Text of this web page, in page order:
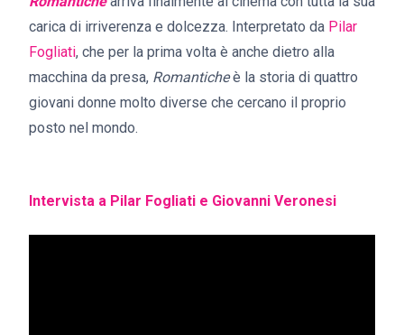
carica di irriverenza e dolcezza. Interpretato da Pilar
Fogliati, che per la prima volta è anche dietro alla
macchina da presa, Romanticheè la storia di quattro
giovani donne molto diverse che cercano il proprio
posto nel mondo.
Intervista a Pilar Fogliati e Giovanni Veronesi